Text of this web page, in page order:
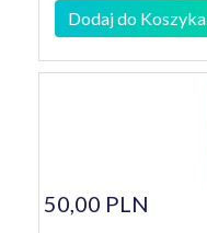
Dodaj do Koszyka
50,00 PLN